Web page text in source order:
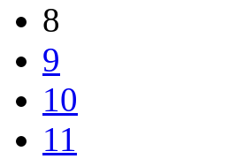
8
9
10
11